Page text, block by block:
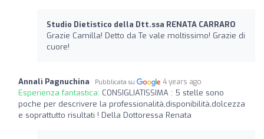
Studio Dietistico della Dtt.ssa RENATA CARRARO
Grazie Camilla! Detto da Te vale moltissimo! Grazie di
cuore!
Annalì Pagnuchina Pubblicata su 4 years ago
Esperienza fantastica: CONSIGLIATISSIMA : 5 stelle sono
poche per descrivere la professionalità,disponibilità,dolcezza
e soprattutto risultati ! Della Dottoressa Renata